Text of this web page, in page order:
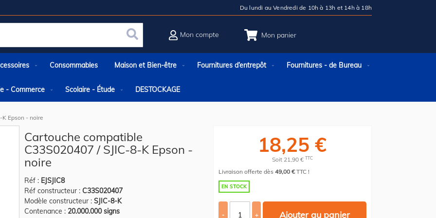
Du lundi au Vendredi de 10h à 13h et 14h à 18h
Mon panier
Rechercher
Mon compte
Consommables Maison et Bien-être Fournitures d’entrepôt Fournitures - de Bureau
- Commerce Scolaire - Étude DESTOCKAGE
K Epson - noire
Cartouche compatible
C33S020407 / SJIC-8-K Epson -
noire
Réf : EJSJIC8
Réf constructeur : C33S020407
Modèle constructeur : SJIC-8-K
Contenance : 20.000.000 signs
18,25 €
Soit 21,90 € TTC
Livraison offerte dès49,00 €TTC !
EN STOCK
- + Ajouter au panier